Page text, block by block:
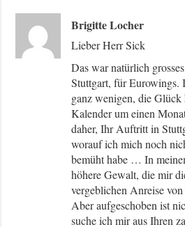
Brigitte Locher
Lieber Herr Sick
Das war natürlich
Stuttgart, für Eurowings.
ganz wenigen, die
Kalender um einen
daher, Ihr Auftritt in
worauf ich mich noch
bemüht habe … In
höhere Gewalt, die mir
vergeblichen Anreise
Aber aufgeschoben ist
suche ich mir aus Ihren